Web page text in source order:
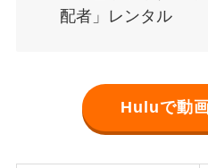
配者」レンタル
Huluで動